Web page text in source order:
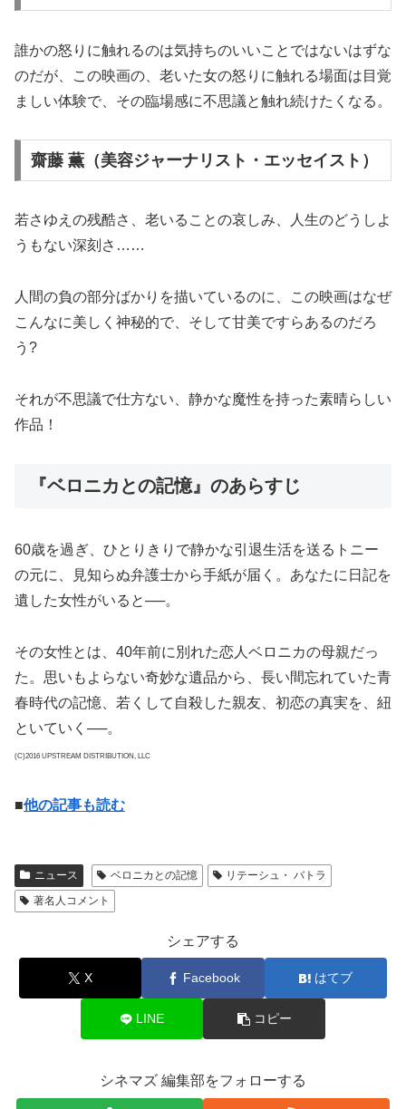
誰かの怒りに触れるのは気持ちのいいことではないはずな
のだが、この映画の、老いた女の怒りに触れる場面は目覚
ましい体験で、その臨場感に不思議と触れ続けたくなる。
齋藤 薫（美容ジャーナリスト・エッセイスト）
若さゆえの残酷さ、老いることの哀しみ、人生のどうしよ
うもない深刻さ……
人間の負の部分ばかりを描いているのに、この映画はなぜ
こんなに美しく神秘的で、そして甘美ですらあるのだろ
う?
それが不思議で仕方ない、静かな魔性を持った素晴らしい
作品！
『ベロニカとの記憶』のあらすじ
60歳を過ぎ、ひとりきりで静かな引退生活を送るトニー
の元に、見知らぬ弁護士から手紙が届く。あなたに日記を
遺した女性がいると──。
その女性とは、40年前に別れた恋人ベロニカの母親だっ
た。思いもよらない奇妙な遺品から、長い間忘れていた青
春時代の記憶、若くして自殺した親友、初恋の真実を、紐
といていく──。
(C)2016 UPSTREAM DISTRIBUTION, LLC
■他の記事も読む
ニュース ベロニカとの記憶
リテーシュ・ バトラ
著名人コメント
シェアする
X Facebook はてブ
LINE コピー
シネマズ 編集部をフォローする